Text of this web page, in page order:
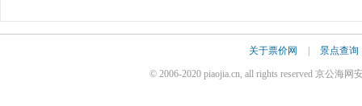
关于票价网 景点查询
© 2006-2020 piaojia.cn, all rights reserved 京公海网